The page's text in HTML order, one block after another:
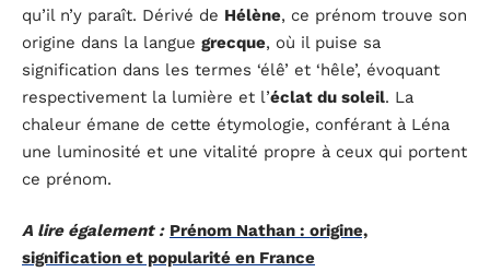
qu’il n’y paraît. Dérivé de Hélène, ce prénom trouve son
origine dans la langue grecque, où il puise sa
signification dans les termes ‘élê’ et ‘hêle’, évoquant
respectivement la lumière et l’éclat du soleil. La
chaleur émane de cette étymologie, conférant à Léna
une luminosité et une vitalité propre à ceux qui portent
ce prénom.
A lire également : Prénom Nathan : origine,
signification et popularité en France